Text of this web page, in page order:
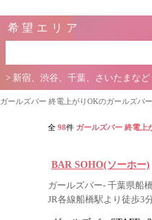
希望エリア
> 新宿、渋谷、千葉、さいたまなど
ガールズバー 終電上がりOKのガールズバ
全 98件 ガールズバー 終電上
BAR SOHO(ソーホー)
ガールズバー- 千葉県船
JR各線船橋駅より徒歩3